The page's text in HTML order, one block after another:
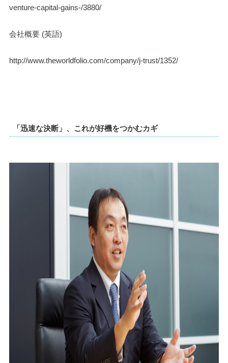
venture-capital-gains-/3880/
会社概要 (英語)
http://www.theworldfolio.com/company/j-trust/1352/
「迅速な決断」、これが好機をつかむカギ